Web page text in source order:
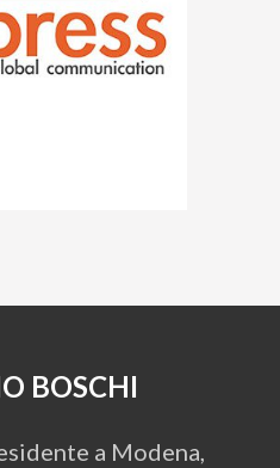
BOSCHI
a Modena,